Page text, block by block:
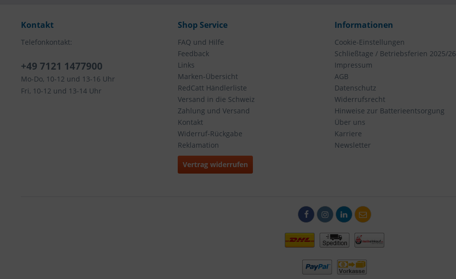
Kontakt
Telefonkontakt:
+49 7121 1477900
Mo-Do, 10-12 und 13-16 Uhr
Fri, 10-12 und 13-14 Uhr
Shop Service
FAQ und Hilfe
Feedback
Links
Marken-Übersicht
RedCatt Händlerliste
Versand in die Schweiz
Zahlung und Versand
Kontakt
Widerruf-Rückgabe
Reklamation
Vertrag widerrufen
Informationen
Cookie-Einstellungen
Schließtage / Betriebsferien 2025/26
Impressum
AGB
Datenschutz
Widerrufsrecht
Hinweise zur Batterieentsorgung
Über uns
Karriere
Newsletter